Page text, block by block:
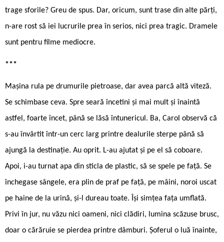
trage sforile? Greu de spus. Dar, oricum, sunt trase din alte părți,
n-are rost să iei lucrurile prea în serios, nici prea tragic. Dramele
sunt pentru filme mediocre.
***
Mașina rula pe drumurile pietroase, dar avea parcă altă viteză.
Se schimbase ceva. Spre seară încetini și mai mult și înaintă
astfel, foarte încet, până se lăsă întunericul. Ba, Carol observă că
s-au învârtit într-un cerc larg printre dealurile sterpe până să
ajungă la destinație. Au oprit. L-au ajutat și pe el să coboare.
Apoi, i-au turnat apa din sticla de plastic, să se spele pe față. Se
închegase sângele, era plin de praf pe față, pe mâini, noroi uscat
pe haine de la urină, și-l dureau toate. Își simțea fața umflată.
Privi în jur, nu văzu nici oameni, nici clădiri, lumina scăzuse brusc,
doar o cărăruie se pierdea printre dâmburi. Șoferul o luă înainte,